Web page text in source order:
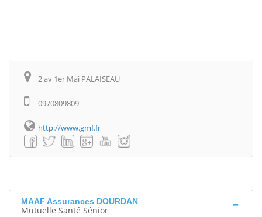
2 av 1er Mai PALAISEAU
0970809809
http://www.gmf.fr
MAAF Assurances DOURDAN
Mutuelle Santé Sénior